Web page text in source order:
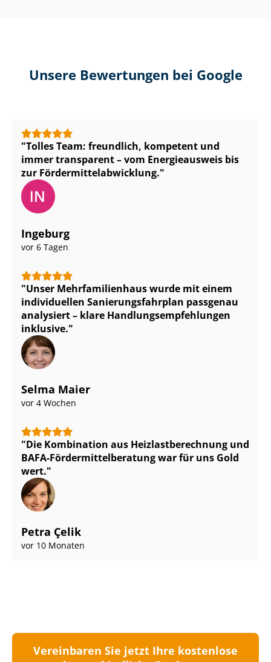
Unsere Bewertungen bei Google
Tolles Team: freundlich, kompetent und
immer transparent – vom Energieausweis bis
zur För­der­mit­tel­ab­wick­lung.
Ingeburg
vor 6 Tagen
Unser Mehr­fa­mi­li­en­haus wurde mit einem
individuellen Sa­nie­rungs­fahr­plan passgenau
analysiert – klare Hand­lungs­emp­feh­lun­gen
inklusive.
Selma Maier
vor 4 Wochen
Die Kombination aus Heiz­last­be­rech­nung und
BAFA-För­der­mit­tel­be­ra­tung war für uns Gold
wert.
Petra Çelik
vor 10 Monaten
Vereinbaren Sie jetzt Ihre kostenlose